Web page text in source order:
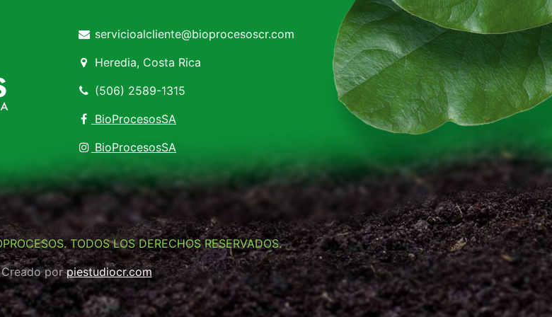
servicioalcliente@bioprocesoscr.com
Heredia, Costa Rica
(506) 2589-1315
BioProcesosSA
BioProcesosSA
TODOS LOS DERECHOS RESERVADOS.
Creado porpiestudiocr.com